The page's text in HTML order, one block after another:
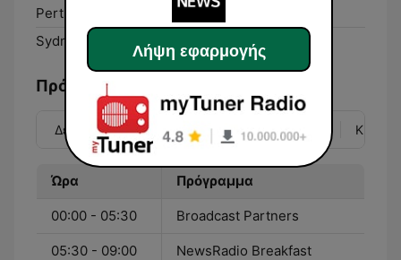
Perth:
Sydney:
Πρόγραμμα
Δευ Τρί Τετ Πέμ Παρ Κυρ
Ώρα Πρόγραμμα
00:00 - 05:30 Broadcast Partners
05:30 - 09:00 NewsRadio Breakfast
Λήψη εφαρμογής